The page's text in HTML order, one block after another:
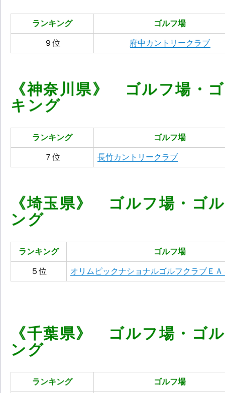
ランキング ゴルフ場
９位 府中カントリークラブ
《神奈川県》 ゴルフ場・
キング
ランキング ゴルフ場
７位 長竹カントリークラブ
《埼玉県》 ゴルフ場・ゴ
ング
ランキング ゴルフ場
５位 オリムピックナショナルゴルフクラブＥＡ
《千葉県》 ゴルフ場・ゴ
ング
ランキング ゴルフ場